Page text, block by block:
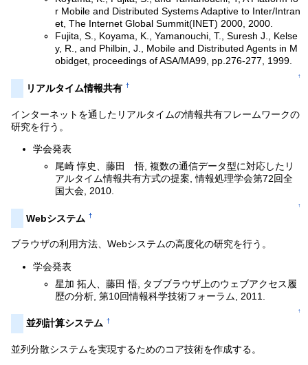
r Mobile and Distributed Systems Adaptive to Inter/Intran
et, The Internet Global Summit(INET) 2000, 2000.
Fujita, S., Koyama, K., Yamanouchi, T., Suresh J., Kelse
y, R., and Philbin, J., Mobile and Distributed Agents in M
obidget, proceedings of ASA/MA99, pp.276-277, 1999.
↑
リアルタイム情報共有 †
インターネットを通したリアルタイムの情報共有フレームワークの
研究を行う。
学会発表
尾崎 惇史、藤田 悟, 複数の通信データ型に対応したリ
アルタイム情報共有方式の提案, 情報処理学会第72回全
国大会, 2010.
↑
Webシステム †
ブラウザの利用方法、Webシステムの高度化の研究を行う。
学会発表
星加 拓人、藤田 悟, タブブラウザ上のウェブアクセス履
歴の分析, 第10回情報科学技術フォーラム, 2011.
↑
並列計算システム †
並列分散システムを実現するためのコア技術を作成する。